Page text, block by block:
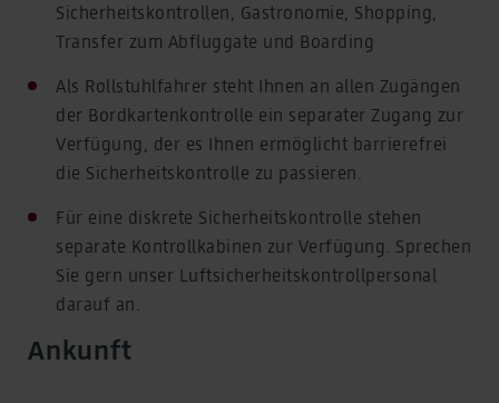
Sicherheitskontrollen, Gastronomie, Shopping,
Transfer zum Abfluggate und Boarding
Als Rollstuhlfahrer steht Ihnen an allen Zugängen
der Bordkartenkontrolle ein separater Zugang zur
Verfügung, der es Ihnen ermöglicht barrierefrei
die Sicherheitskontrolle zu passieren.
Für eine diskrete Sicherheitskontrolle stehen
separate Kontrollkabinen zur Verfügung. Sprechen
Sie gern unser Luftsicherheitskontrollpersonal
darauf an.
Ankunft